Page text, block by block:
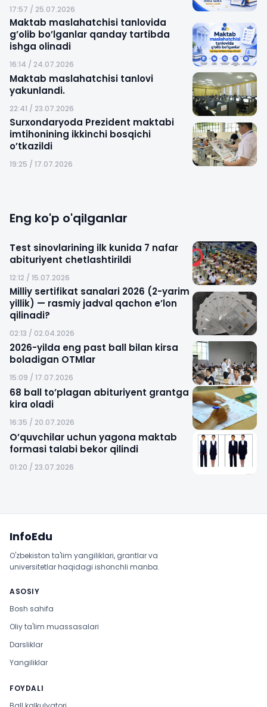
17:57 / 25.07.2026
Maktab maslahatchisi tanlovida
g’olib bo’lganlar qanday tartibda
ishga olinadi
16:14 / 24.07.2026
Maktab maslahatchisi tanlovi
yakunlandi.
22:41 / 23.07.2026
Surxondaryoda Prezident maktabi
imtihonining ikkinchi bosqichi
o’tkazildi
19:25 / 17.07.2026
Eng ko'p o'qilganlar
Test sinovlarining ilk kunida 7 nafar
abituriyent chetlashtirildi
12:12 / 15.07.2026
Milliy sertifikat sanalari 2026 (2-yarim
yillik) — rasmiy jadval qachon e’lon
qilinadi?
02:13 / 02.04.2026
2026-yilda eng past ball bilan kirsa
boladigan OTMlar
15:09 / 17.07.2026
68 ball to’plagan abituriyent grantga
kira oladi
16:35 / 20.07.2026
O’quvchilar uchun yagona maktab
formasi talabi bekor qilindi
01:20 / 23.07.2026
InfoEdu
O'zbekiston ta'lim yangiliklari, grantlar va
universitetlar haqidagi ishonchli manba.
ASOSIY
Bosh sahifa
Oliy ta'lim muassasalari
Darsliklar
Yangiliklar
FOYDALI